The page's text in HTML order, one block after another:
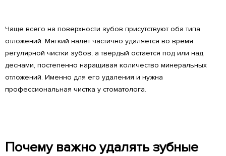
Чаще всего на поверхности зубов присутствуют оба типа
отложений. Мягкий налет частично удаляется во время
регулярной чистки зубов, а твердый остается под или над
деснами, постепенно наращивая количество минеральных
отложений. Именно для его удаления и нужна
профессиональная чистка у стоматолога.
Почему важно удалять зубные